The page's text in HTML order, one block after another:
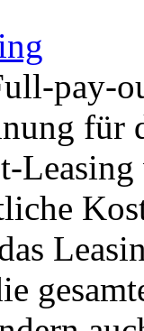
pay-
für